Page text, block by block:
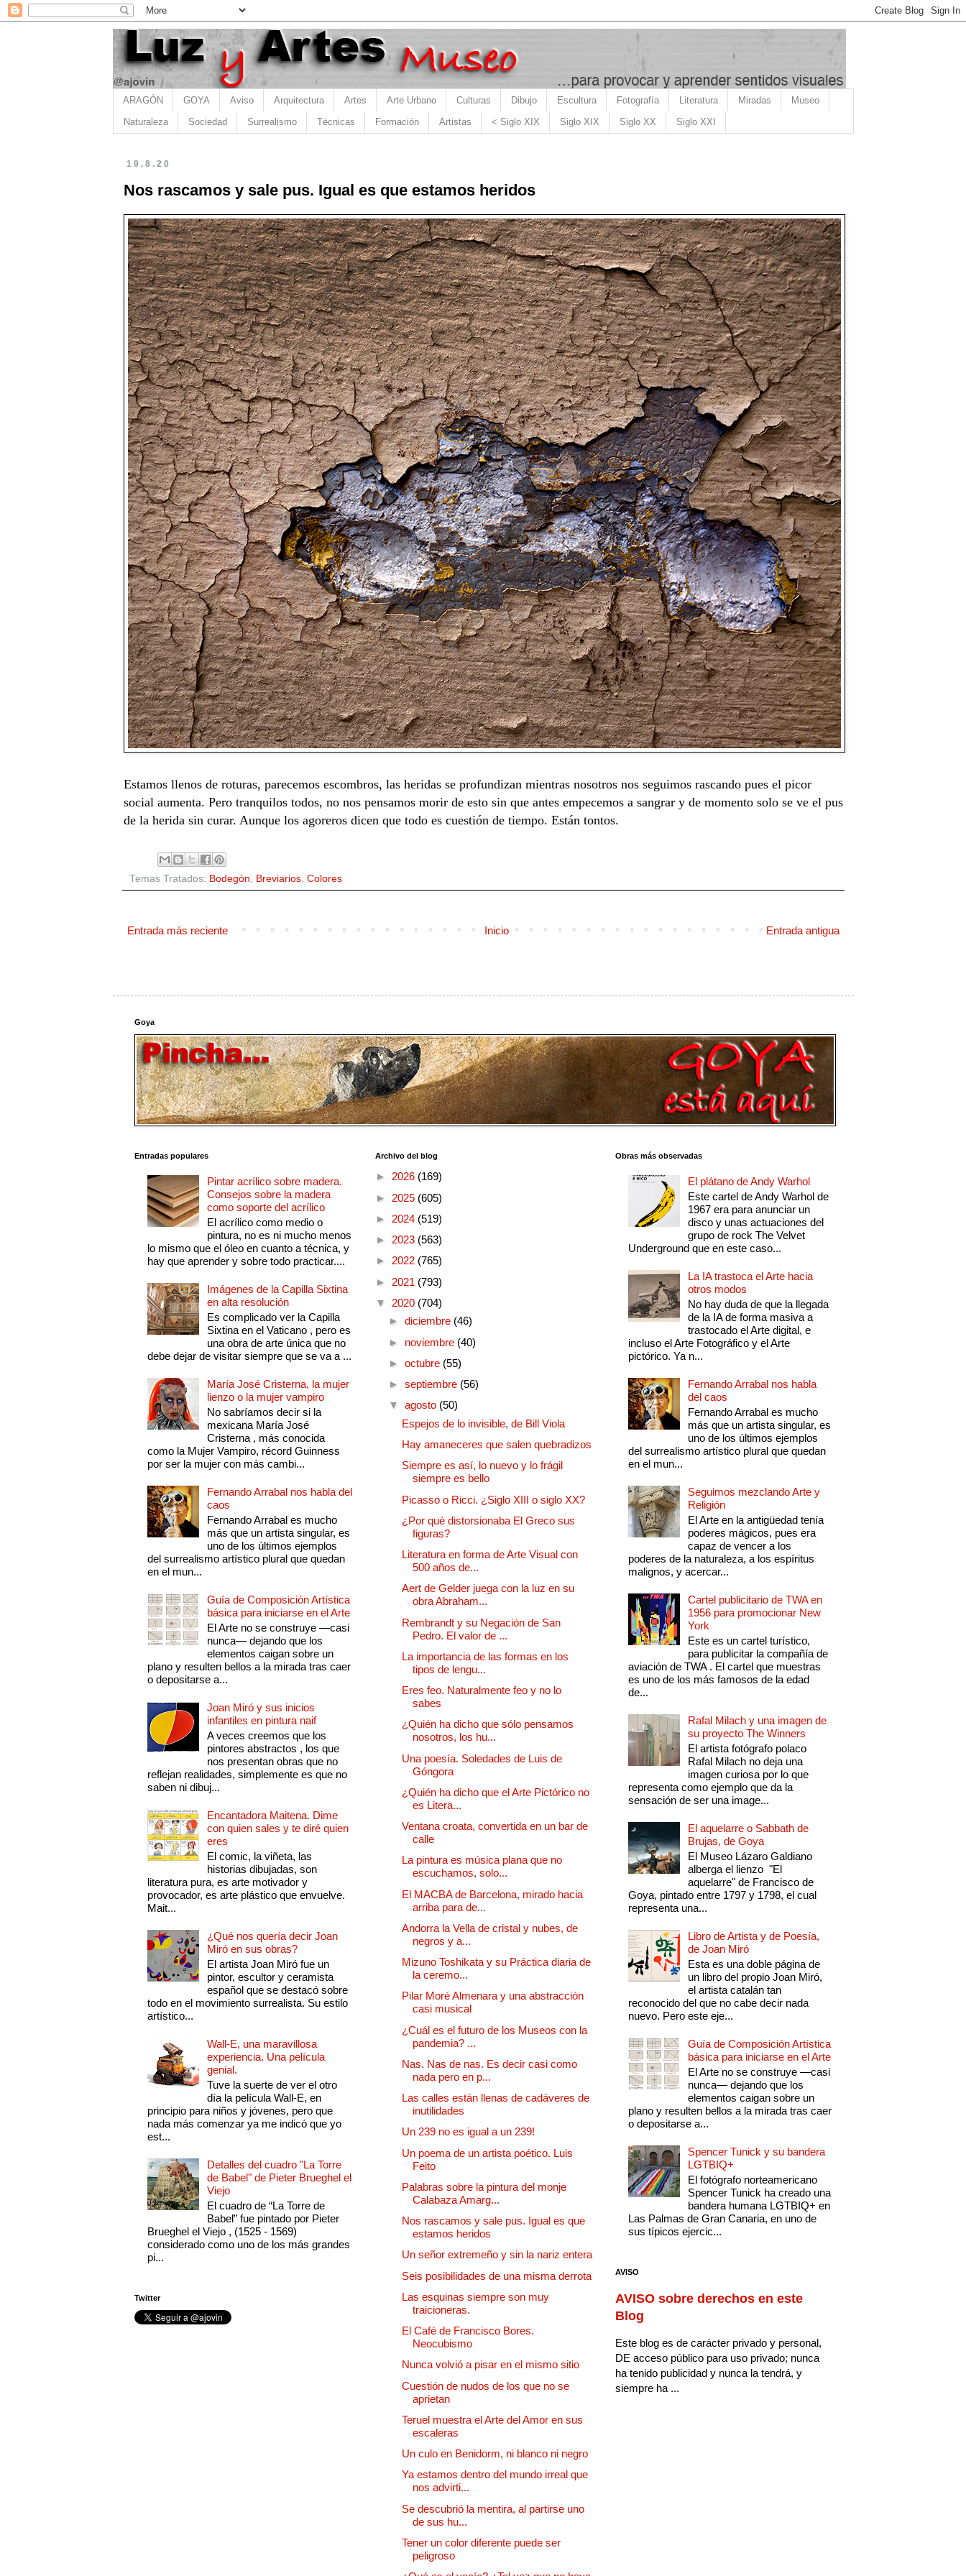
ARAGÓN GOYA Aviso Arquitectura Artes Arte Urbano Culturas Dibujo Escultura Fotografía Literatura Miradas Museo
Naturaleza Sociedad Surrealismo Técnicas Formación Artistas < Siglo XIX Siglo XIX Siglo XX Siglo XXI
19.8.20
Nos rascamos y sale pus. Igual es que estamos heridos
Estamos llenos de roturas, parecemos escombros, las heridas se profundizan mientras nosotros nos seguimos rascando pues el picor
social aumenta. Pero tranquilos todos, no nos pensamos morir de esto sin que antes empecemos a sangrar y de momento solo se ve el pus
de la herida sin curar. Aunque los agoreros dicen que todo es cuestión de tiempo. Están tontos.
Temas Tratados: Bodegón Breviarios, Colores
Entrada más reciente Entrada antigua
Inicio
Goya
Entradas populares
Pintar acrílico sobre madera.
Consejos sobre la madera
como soporte del acrílico
El acrílico como medio o
pintura, no es ni mucho menos
lo mismo que el óleo en cuanto a técnica, y
hay que aprender y sobre todo practicar....
Imágenes de la Capilla Sixtina
en alta resolución
Es complicado ver la Capilla
Sixtina en el Vaticano , pero es
una obra de arte única que no
debe dejar de visitar siempre que se va a ...
María José Cristerna, la mujer
lienzo o la mujer vampiro
No sabríamos decir si la
mexicana María José
Cristerna , más conocida
como la Mujer Vampiro, récord Guinness
por ser la mujer con más cambi...
Fernando Arrabal nos habla del
caos
Fernando Arrabal es mucho
más que un artista singular, es
uno de los últimos ejemplos
del surrealismo artístico plural que quedan
en el mun...
Guía de Composición Artística
básica para iniciarse en el Arte
El Arte no se construye —casi
nunca— dejando que los
elementos caigan sobre un
plano y resulten bellos a la mirada tras caer
o depositarse a...
Joan Miró y sus inicios
infantiles en pintura naif
A veces creemos que los
pintores abstractos , los que
nos presentan obras que no
reflejan realidades, simplemente es que no
saben ni dibuj...
Encantadora Maitena. Dime
con quien sales y te diré quien
eres
El comic, la viñeta, las
historias dibujadas, son
literatura pura, es arte motivador y
provocador, es arte plástico que envuelve.
Mait...
¿Qué nos quería decir Joan
Miró en sus obras?
El artista Joan Miró fue un
pintor, escultor y ceramista
español que se destacó sobre
todo en el movimiento surrealista. Su estilo
artístico...
Wall-E, una maravillosa
experiencia. Una película
genial.
Tuve la suerte de ver el otro
día la película Wall-E, en
principio para niños y jóvenes, pero que
nada más comenzar ya me indicó que yo
est...
Detalles del cuadro "La Torre
de Babel" de Pieter Brueghel el
Viejo
El cuadro de “La Torre de
Babel” fue pintado por Pieter
Brueghel el Viejo , (1525 - 1569)
considerado como uno de los más grandes
pi...
Twitter
Archivo del blog
► 2026 (169)
► 2025 (605)
► 2024 (519)
► 2023 (563)
► 2022 (765)
► 2021 (793)
▼ 2020 (704)
► diciembre (46)
► noviembre (40)
► octubre (55)
► septiembre (56)
▼ agosto (50)
Espejos de lo invisible, de Bill Viola
Hay amaneceres que salen quebradizos
Siempre es así, lo nuevo y lo frágil
siempre es bello
Picasso o Ricci. ¿Siglo XIII o siglo XX?
¿Por qué distorsionaba El Greco sus
figuras?
Literatura en forma de Arte Visual con
500 años de...
Aert de Gelder juega con la luz en su
obra Abraham...
Rembrandt y su Negación de San
Pedro. El valor de ...
La importancia de las formas en los
tipos de lengu...
Eres feo. Naturalmente feo y no lo
sabes
¿Quién ha dicho que sólo pensamos
nosotros, los hu...
Una poesía. Soledades de Luis de
Góngora
¿Quién ha dicho que el Arte Pictórico no
es Litera...
Ventana croata, convertida en un bar de
calle
La pintura es música plana que no
escuchamos, solo...
El MACBA de Barcelona, mirado hacia
arriba para de...
Andorra la Vella de cristal y nubes, de
negros y a...
Mizuno Toshikata y su Práctica diaria de
la ceremo...
Pilar Moré Almenara y una abstracción
casi musical
¿Cuál es el futuro de los Museos con la
pandemia? ...
Nas. Nas de nas. Es decir casi como
nada pero en p...
Las calles están llenas de cadáveres de
inutilidades
Un 239 no es igual a un 239!
Un poema de un artista poético. Luis
Feito
Palabras sobre la pintura del monje
Calabaza Amarg...
Nos rascamos y sale pus. Igual es que
estamos heridos
Un señor extremeño y sin la nariz entera
Seis posibilidades de una misma derrota
Las esquinas siempre son muy
traicioneras.
El Café de Francisco Bores.
Neocubismo
Nunca volvió a pisar en el mismo sitio
Cuestión de nudos de los que no se
aprietan
Teruel muestra el Arte del Amor en sus
escaleras
Un culo en Benidorm, ni blanco ni negro
Ya estamos dentro del mundo irreal que
nos advirti...
Se descubrió la mentira, al partirse uno
de sus hu...
Tener un color diferente puede ser
peligroso
Obras más observadas
El plátano de Andy Warhol
Este cartel de Andy Warhol de
1967 era para anunciar un
disco y unas actuaciones del
grupo de rock The Velvet
Underground que en este caso...
La IA trastoca el Arte hacia
otros modos
No hay duda de que la llegada
de la IA de forma masiva a
trastocado el Arte digital, e
incluso el Arte Fotográfico y el Arte
pictórico. Ya n...
Fernando Arrabal nos habla
del caos
Fernando Arrabal es mucho
más que un artista singular, es
uno de los últimos ejemplos
del surrealismo artístico plural que quedan
en el mun...
Seguimos mezclando Arte y
Religión
El Arte en la antigüedad tenía
poderes mágicos, pues era
capaz de vencer a los
poderes de la naturaleza, a los espíritus
malignos, y acercar...
Cartel publicitario de TWA en
1956 para promocionar New
York
Este es un cartel turístico,
para publicitar la compañía de
aviación de TWA . El cartel que muestras
es uno de los más famosos de la edad
de...
Rafal Milach y una imagen de
su proyecto The Winners
El artista fotógrafo polaco
Rafal Milach no deja una
imagen curiosa por lo que
representa como ejemplo que da la
sensación de ser una image...
El aquelarre o Sabbath de
Brujas, de Goya
El Museo Lázaro Galdiano
alberga el lienzo "El
aquelarre" de Francisco de
Goya, pintado entre 1797 y 1798, el cual
representa una...
Libro de Artista y de Poesía,
de Joan Miró
Esta es una doble página de
un libro del propio Joan Miró,
el artista catalán tan
reconocido del que no cabe decir nada
nuevo. Pero este eje...
Guía de Composición Artística
básica para iniciarse en el Arte
El Arte no se construye —casi
nunca— dejando que los
elementos caigan sobre un
plano y resulten bellos a la mirada tras caer
o depositarse a...
Spencer Tunick y su bandera
LGTBIQ+
El fotógrafo norteamericano
Spencer Tunick ha creado una
bandera humana LGTBIQ+ en
Las Palmas de Gran Canaria, en uno de
sus típicos ejercic...
AVISO
AVISO sobre derechos en este
Blog
Este blog es de carácter privado y personal,
DE acceso público para uso privado; nunca
ha tenido publicidad y nunca la tendrá, y
siempre ha ...